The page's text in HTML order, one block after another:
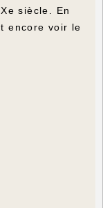
siècle. En
encore voir le